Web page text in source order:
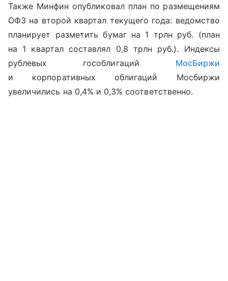
Также Минфин опубликовал план по размещениям
ОФЗ на второй квартал текущего года: ведомство
планирует разметить бумаг на 1 трлн руб. (план
на 1 квартал составлял 0,8 трлн руб.). Индексы
рублевых гособлигаций МосБиржи
и корпоративных облигаций Мосбиржи
увеличились на 0,4% и 0,3% соответственно.